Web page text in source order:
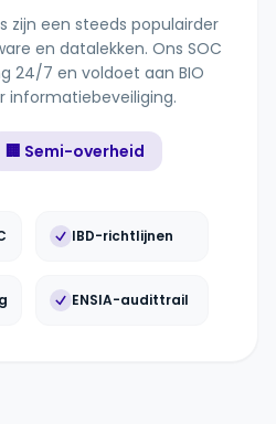
zijn een steeds populairder
en datalekken. Ons SOC
24/7 en voldoet aan BIO
informatiebeveiliging.
🏢 Semi-overheid
IBD-richtlijnen
ENSIA-audittrail